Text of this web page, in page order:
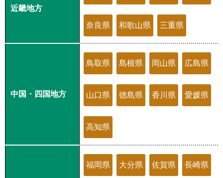
近畿地方
奈良県 和歌山県 三重県
中国・四国地方
鳥取県 島根県 岡山県 広島県
山口県 徳島県 香川県 愛媛県
高知県
福岡県 大分県 佐賀県 長崎県